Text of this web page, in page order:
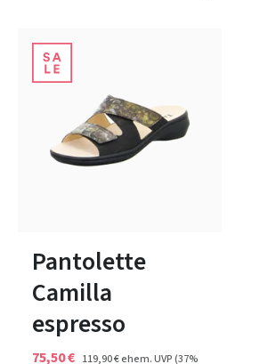
Pantolette
Camilla
espresso
75,50 € 119,90 €ehem. UVP(37%